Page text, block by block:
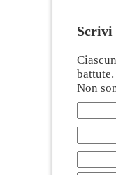
Scrivi
battute.
Non